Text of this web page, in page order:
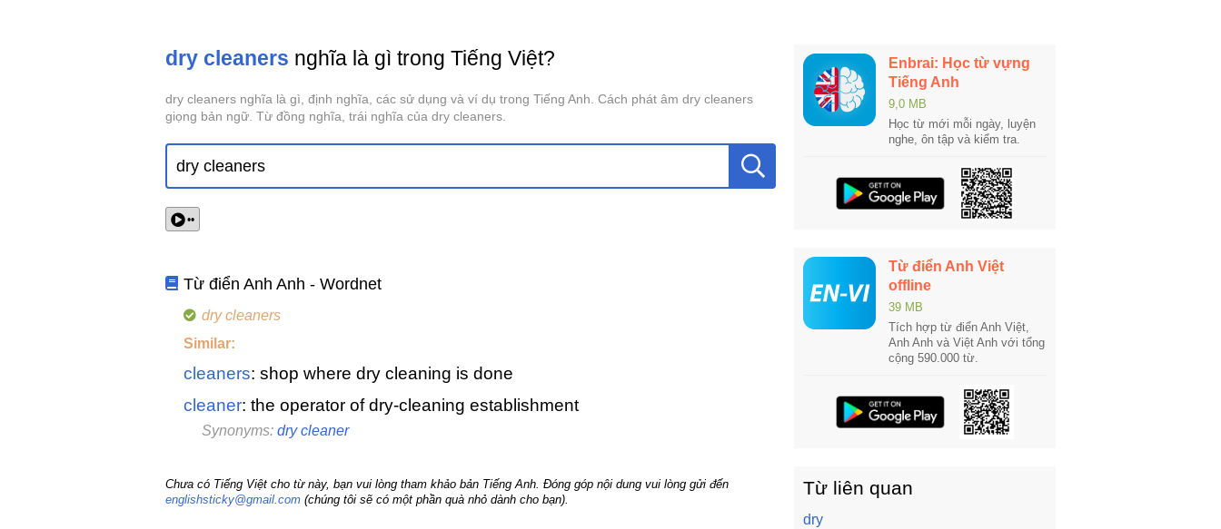
dry cleaners nghĩa là gì trong Tiếng Việt?
dry cleaners nghĩa là gì, định nghĩa, các sử dụng và ví dụ trong Tiếng Anh. Cách phát âm dry cleaners
giọng bản ngữ. Từ đồng nghĩa, trái nghĩa của dry cleaners.
••
Từ điển Anh Anh - Wordnet
dry cleaners
Similar:
cleaners: shop where dry cleaning is done
cleaner: the operator of dry-cleaning establishment
Synonyms: dry cleaner
Chưa có Tiếng Việt cho từ này, bạn vui lòng tham khảo bản Tiếng Anh. Đóng góp nội dung vui lòng gửi đến
englishsticky@gmail.com (chúng tôi sẽ có một phần quà nhỏ dành cho bạn).
Enbrai: Học từ vựng
Tiếng Anh
9,0 MB
Học từ mới mỗi ngày, luyện
nghe, ôn tập và kiểm tra.
Từ điển Anh Việt
offline
39 MB
Tích hợp từ điển Anh Việt,
Anh Anh và Việt Anh với tổng
cộng 590.000 từ.
Từ liên quan
dry